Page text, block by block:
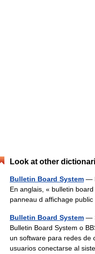
Look at other
Bulletin Board System —
En anglais, « bulletin
panneau d affichage
Bulletin Board System —
Bulletin Board System o
un software para redes de
usuarios conectarse al